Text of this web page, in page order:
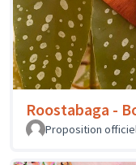
Roostabaga -
Proposition